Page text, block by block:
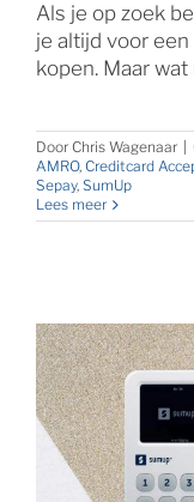
Als je op zoek
je altijd voor
kopen. Maar
Door Chris Wagenaar
AMRO, Creditcard
Sepay, SumUp
Lees meer